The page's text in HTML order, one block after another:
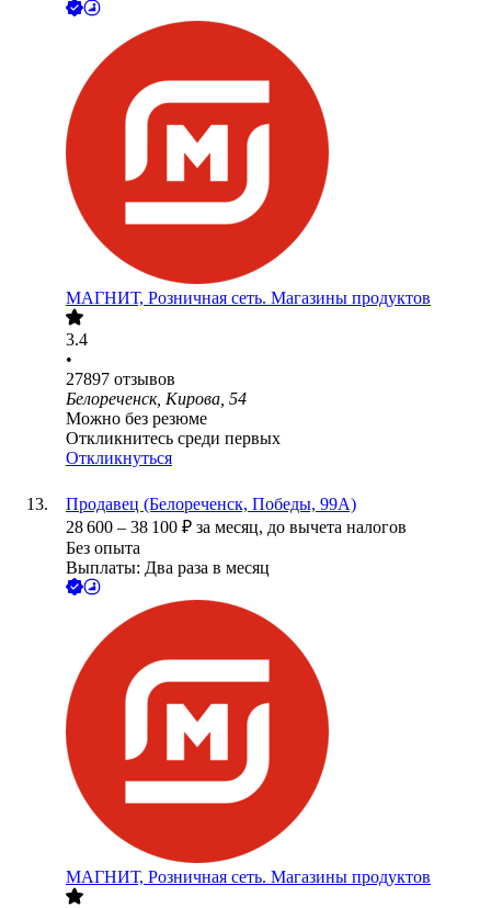
МАГНИТ, Розничная сеть. Магазины продуктов
3.4
•
27897 отзывов
Белореченск, Кирова, 54
Можно без резюме
Откликнитесь среди первых
Откликнуться
Продавец (Белореченск, Победы, 99А)
28 600 – 38 100 ₽ за месяц, до вычета налогов
Без опыта
Выплаты: Два раза в месяц
МАГНИТ, Розничная сеть. Магазины продуктов